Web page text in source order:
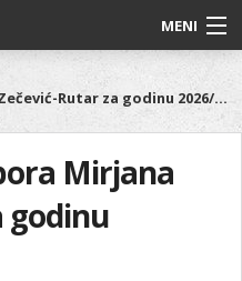
MENI
Rutar za godinu 2026/2027
Mirjana
godinu